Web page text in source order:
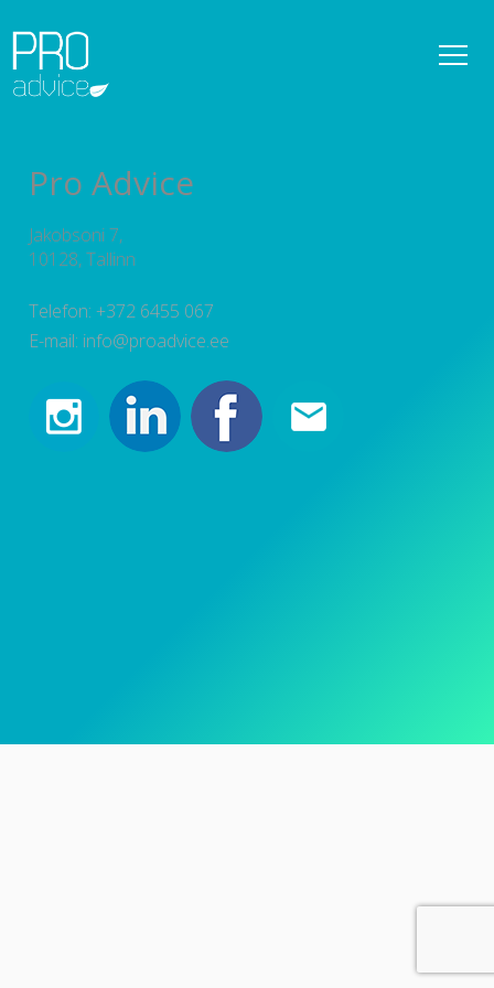
REFERENTSID
DETAILPLANEERINGUD
KONSULTATSIOONID
PROJEKTEERIMISE PROJEKTIJUHTIMINE
TEENUSED
UUDISED
MEESKOND
Pro Advice
Jakobsoni 7,
10128, Tallinn
Telefon: +372 6455 067
E-mail: info@proadvice.ee